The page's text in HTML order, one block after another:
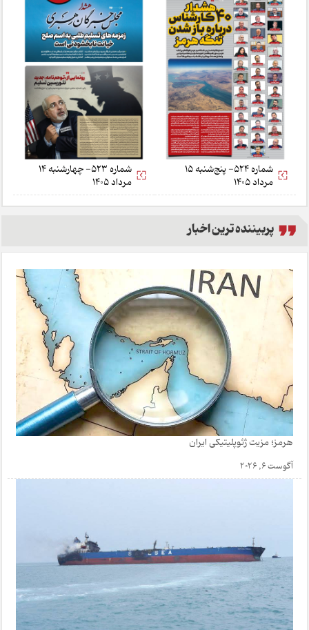
شماره 524- پنج‌شنبه 15
مرداد 1405
شماره 523- چهارشنبه 14
مرداد 1405
پربیننده ترین اخبار
هرمز؛ مزیت ژئوپلیتیکی ایران
آگوست 6, 2026